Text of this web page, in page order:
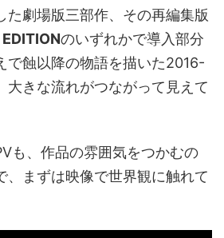
た劇場版三部作、その再編集版
のいずれかで導入部分
で蝕以降の物語を描いた2016-
大きな流れがつながって見えて
も、作品の雰囲気をつかむの
、まずは映像で世界観に触れて